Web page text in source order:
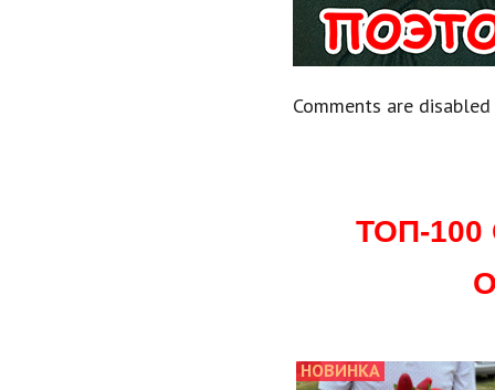
Comments are disabled
ТОП-
НОВИНКА